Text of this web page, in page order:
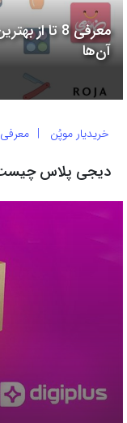
لینک
معرفی 8 تا
آن‌ها
خریدیار موپُن
دیجی پلاس